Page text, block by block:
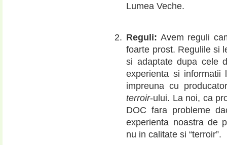
Lumea Veche.
Reguli: Avem reguli
foarte prost. Regulile si
si adaptate dupa cele
experienta si informatii
impreuna cu
terroir-ului. La noi, ca
DOC fara probleme
experienta noastra de
nu in calitate si “terroir”.